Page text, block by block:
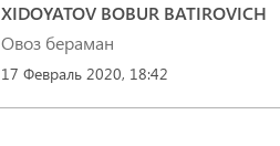
XIDOYATOV BOBUR BATIROVICH
Овоз бераман
17 Февраль 2020, 18:42